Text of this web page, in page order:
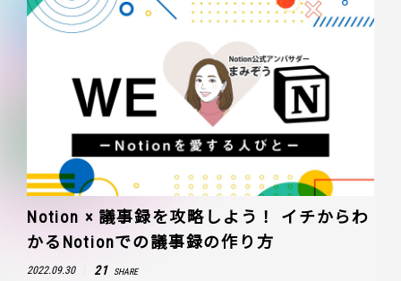
Notion × 議事録を攻略しよう！ イチからわ
かるNotionでの議事録の作り方
2022.09.30 21 SHARE